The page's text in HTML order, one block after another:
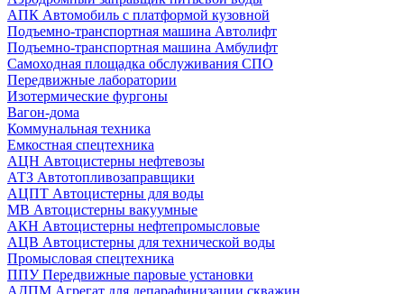
АПК Автомобиль с платформой кузовной
Подъемно-транспортная машина Автолифт
Подъемно-транспортная машина Амбулифт
Самоходная площадка обслуживания СПО
Передвижные лаборатории
Изотермические фургоны
Вагон-дома
Коммунальная техника
Емкостная спецтехника
АЦН Автоцистерны нефтевозы
АТЗ Автотопливозаправщики
АЦПТ Автоцистерны для воды
МВ Автоцистерны вакуумные
АКН Автоцистерны нефтепромысловые
АЦВ Автоцистерны для технической воды
Промысловая спецтехника
ППУ Передвижные паровые установки
АДПМ Агрегат для депарафинизации скважин